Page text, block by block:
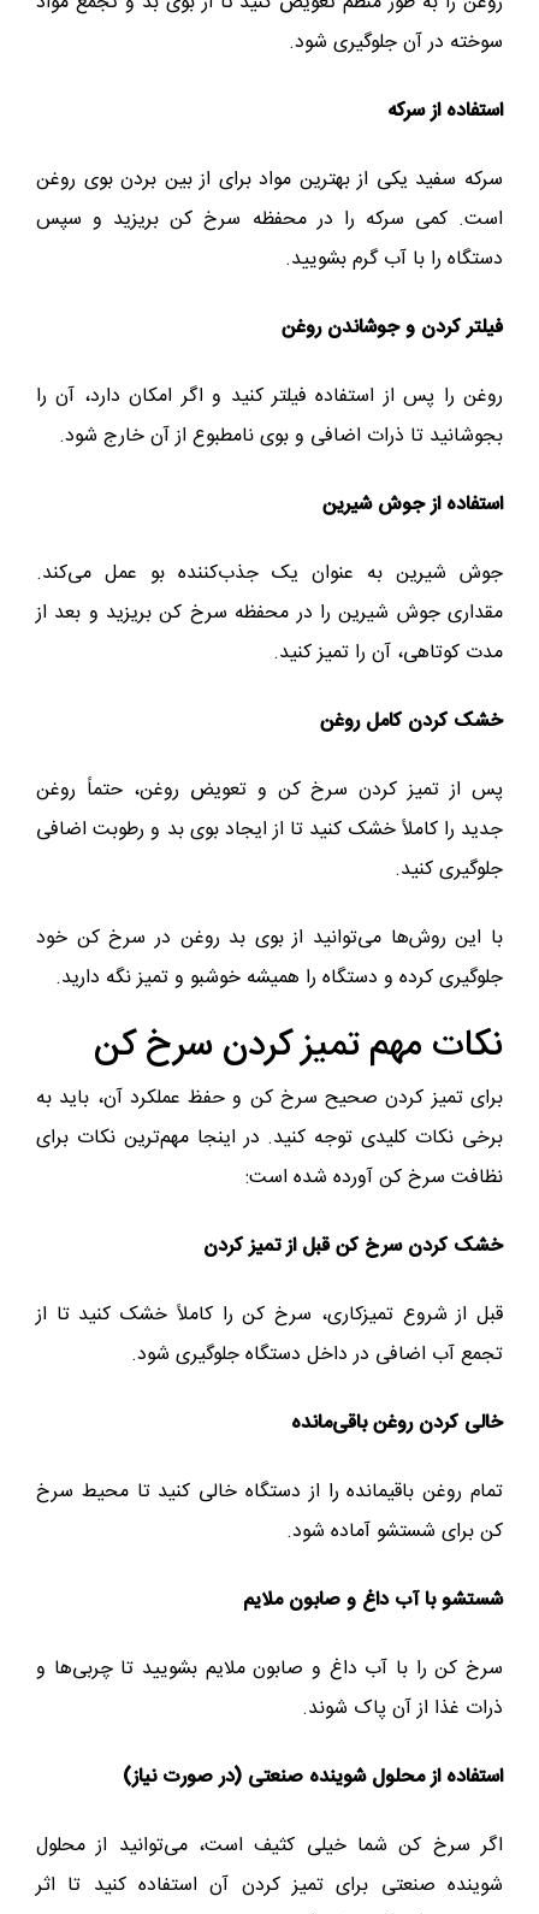
سوخته در آن جلوگیری شود.
استفاده از سرکه
سرکه سفید یکی از بهترین مواد برای از بین بردن بوی روغن
است. کمی سرکه را در محفظه سرخ کن بریزید و سپس
دستگاه را با آب گرم بشویید.
فیلتر کردن و جوشاندن روغن
روغن را پس از استفاده فیلتر کنید و اگر امکان دارد، آن را
بجوشانید تا ذرات اضافی و بوی نامطبوع از آن خارج شود.
استفاده از جوش شیرین
جوش شیرین به عنوان یک جذب‌کننده بو عمل می‌کند.
مقداری جوش شیرین را در محفظه سرخ کن بریزید و بعد از
مدت کوتاهی، آن را تمیز کنید.
خشک کردن کامل روغن
پس از تمیز کردن سرخ کن و تعویض روغن، حتماً روغن
جدید را کاملاً خشک کنید تا از ایجاد بوی بد و رطوبت اضافی
جلوگیری کنید.
با این روش‌ها می‌توانید از بوی بد روغن در سرخ کن خود
جلوگیری کرده و دستگاه را همیشه خوشبو و تمیز نگه دارید.
نکات مهم تمیز کردن سرخ کن
برای تمیز کردن صحیح سرخ کن و حفظ عملکرد آن، باید به
برخی نکات کلیدی توجه کنید. در اینجا مهم‌ترین نکات برای
نظافت سرخ کن آورده شده است:
خشک کردن سرخ کن قبل از تمیز کردن
قبل از شروع تمیزکاری، سرخ کن را کاملاً خشک کنید تا از
تجمع آب اضافی در داخل دستگاه جلوگیری شود.
خالی کردن روغن باقی‌مانده
تمام روغن باقیمانده را از دستگاه خالی کنید تا محیط سرخ
کن برای شستشو آماده شود.
شستشو با آب داغ و صابون ملایم
سرخ کن را با آب داغ و صابون ملایم بشویید تا چربی‌ها و
ذرات غذا از آن پاک شوند.
استفاده از محلول شوینده صنعتی (در صورت نیاز)
اگر سرخ کن شما خیلی کثیف است، می‌توانید از محلول
شوینده صنعتی برای تمیز کردن آن استفاده کنید تا اثر